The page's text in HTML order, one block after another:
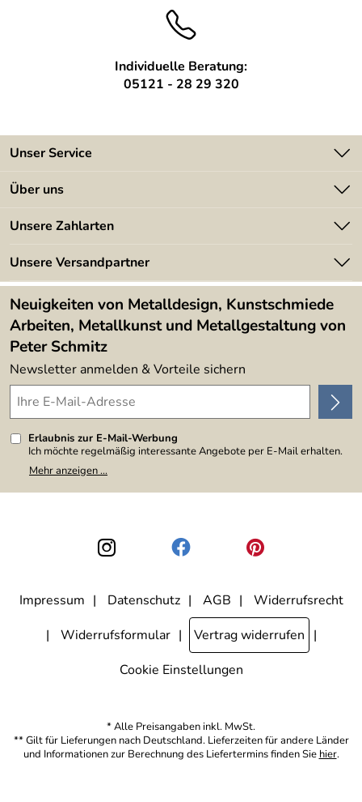
Individuelle Beratung:
05121 - 28 29 320
Unser Service
Kontakt
Kundeninformationen
Newsletter
Lieferbedingungen
Über uns
Angebote
Kundenbewertungen (394)
4,9/5
Unsere Zahlarten
Unsere Versandpartner
Neuigkeiten von Metalldesign, Kunstschmiede
Arbeiten, Metallkunst und Metallgestaltung von
Peter Schmitz
Newsletter anmelden & Vorteile sichern
Erlaubnis zur E-Mail-Werbung
Ich möchte regelmäßig interessante Angebote per E-Mail erhalten.
Meine E-Mail-Adresse wird nicht an andere Unternehmen
weitergegeben. Zu statistischen Zwecken wird in anonymer Form
den Link "Abmelden" am Ende des Newsletters anklicke. Die
Datenschutzerklärung
habe ich zur Kenntnis genommen.
Mehr anzeigen ...
Impressum Datenschutz AGB
Widerrufsrecht
Widerrufsformular
Vertrag widerrufen
Cookie Einstellungen
* Alle Preisangaben inkl. MwSt.
** Gilt für Lieferungen nach Deutschland. Lieferzeiten für andere Länder
und Informationen zur Berechnung des Liefertermins finden Sie hier.